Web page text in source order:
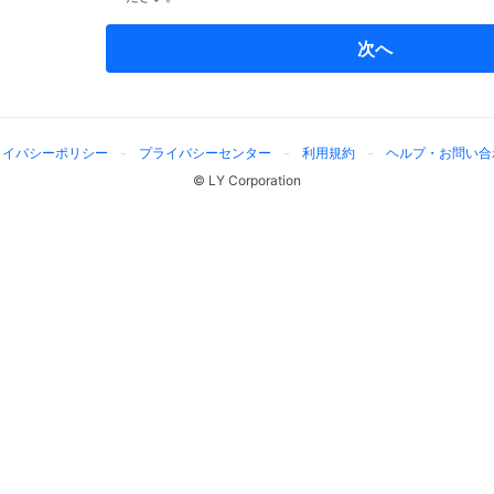
次へ
バシーポリシー プライバシーセンター 利用規約
ヘルプ・お問い
© LY Corporation